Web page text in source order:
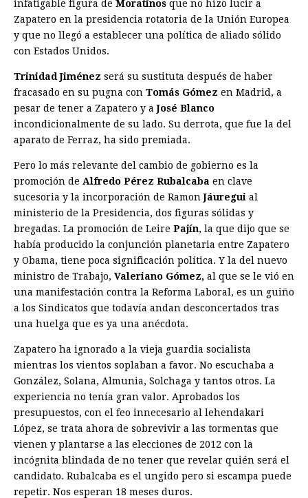
infatigable figura de Moratinos que no hizo lucir a
Zapatero en la presidencia rotatoria de la Unión Europea
y que no llegó a establecer una política de aliado sólido
con Estados Unidos.
Trinidad Jiménez será su sustituta después de haber
fracasado en su pugna con Tomás Gómez en Madrid, a
pesar de tener a Zapatero y aJosé Blanco
incondicionalmente de su lado. Su derrota, que fue la del
aparato de Ferraz, ha sido premiada.
Pero lo más relevante del cambio de gobierno es la
promoción de Alfredo Pérez Rubalcaba en clave
sucesoria y la incorporación de RamonJáuregui al
ministerio de la Presidencia, dos figuras sólidas y
bregadas. La promoción de Leire Pajín, la que dijo que se
había producido la conjunción planetaria entre Zapatero
y Obama, tiene poca significación política. Y la del nuevo
ministro de Trabajo, Valeriano Gómez, al que se le vió en
una manifestación contra la Reforma Laboral, es un guiño
a los Sindicatos que todavía andan desconcertados tras
una huelga que es ya una anécdota.
Zapatero ha ignorado a la vieja guardia socialista
mientras los vientos soplaban a favor. No escuchaba a
González, Solana, Almunia, Solchaga y tantos otros. La
experiencia no tenía gran valor. Aprobados los
presupuestos, con el feo innecesario al lehendakari
López, se trata ahora de sobrevivir a las tormentas que
vienen y plantarse a las elecciones de 2012 con la
incógnita blindada de no tener que revelar quién será el
candidato. Rubalcaba es el ungido pero si escampa puede
repetir. Nos esperan 18 meses duros.